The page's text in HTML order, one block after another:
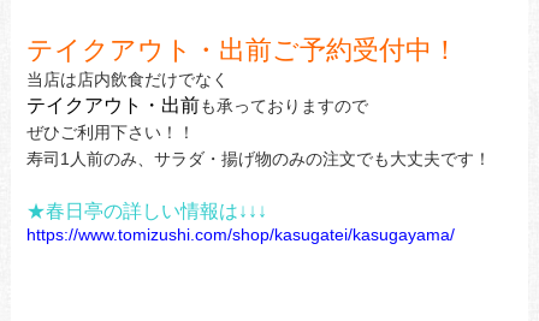
テイクアウト・出前ご予約受付中！
当店は店内飲食だけでなく
テイクアウト・出前も承っておりますので
ぜひご利用下さい！！
寿司1人前のみ、サラダ・揚げ物のみの注文でも大丈夫です！
★春日亭の詳しい情報は↓↓↓
https://www.tomizushi.com/shop/kasugatei/kasugayama/